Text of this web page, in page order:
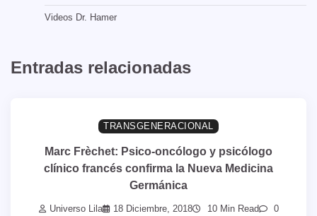
Videos Dr. Hamer
Entradas relacionadas
TRANSGENERACIONAL
Marc Frèchet: Psico-oncólogo y psicólogo
clínico francés confirma la Nueva Medicina
Germánica
Universo Lila 18 Diciembre, 2018 10 Min Read 0